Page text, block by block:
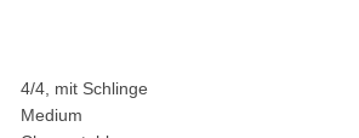
4/4, mit Schlinge
Medium